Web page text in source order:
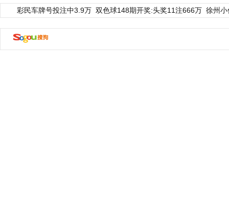
彩民车牌号投注中3.9万 双色球148期开奖:头奖11注666万 徐州